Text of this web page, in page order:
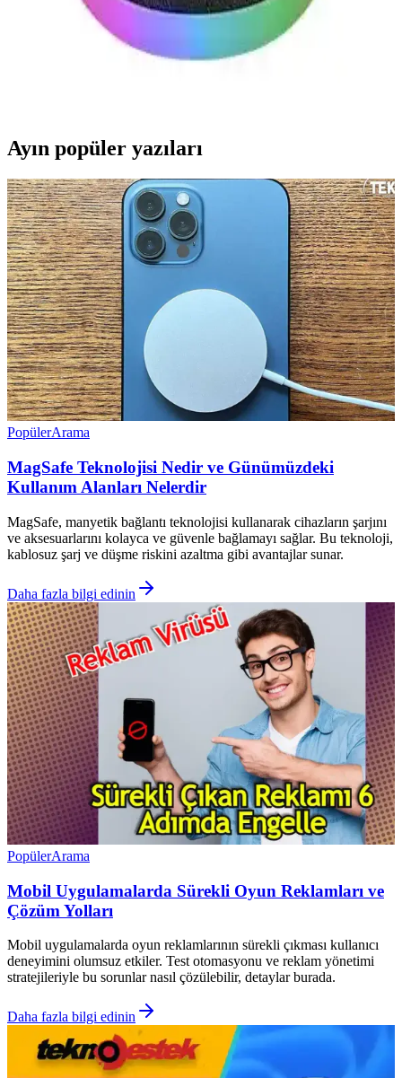
Thermaltake TT eSPORTS IRIS Optik RGB
Oyuncu Mouse İnceleme ve Özellikleri
Thermaltake TT eSPORTS IRIS RGB oyuncu mouse, ergonomik
Ayın popüler yazıları
PopülerArama
MagSafe Teknolojisi Nedir ve Günümüzdeki
Kullanım Alanları Nelerdir
MagSafe, manyetik bağlantı teknolojisi kullanarak cihazların şarjını
ve aksesuarlarını kolayca ve güvenle bağlamayı sağlar. Bu teknoloji,
kablosuz şarj ve düşme riskini azaltma gibi avantajlar sunar.
Daha fazla bilgi edinin
PopülerArama
Mobil Uygulamalarda Sürekli Oyun Reklamları ve
Çözüm Yolları
Mobil uygulamalarda oyun reklamlarının sürekli çıkması kullanıcı
deneyimini olumsuz etkiler. Test otomasyonu ve reklam yönetimi
stratejileriyle bu sorunlar nasıl çözülebilir, detaylar burada.
Daha fazla bilgi edinin